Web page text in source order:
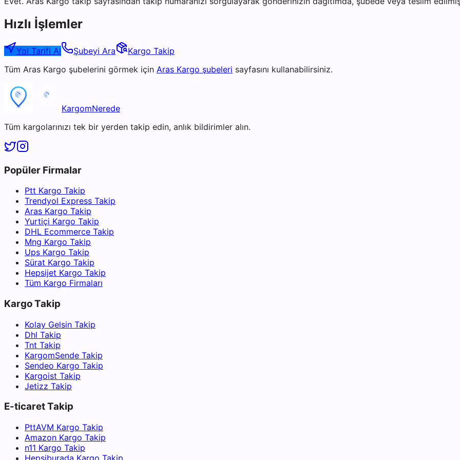
Hızlı İşlemler
Yol Tarifi Al Şubeyi Ara
Kargo Takip
Tüm Aras Kargo şubelerini görmek için Aras Kargo şubeleri sayfasını kullanabilirsiniz.
KargomNerede
Tüm kargolarınızı tek bir yerden takip edin, anlık bildirimler alın.
Popüler Firmalar
Ptt Kargo Takip
Trendyol Express Takip
Aras Kargo Takip
Yurtiçi Kargo Takip
DHL Ecommerce Takip
Mng Kargo Takip
Ups Kargo Takip
Sürat Kargo Takip
Hepsijet Kargo Takip
Tüm Kargo Firmaları
Kargo Takip
Kolay Gelsin Takip
Dhl Takip
Tnt Takip
KargomSende Takip
Sendeo Kargo Takip
Kargoist Takip
Jetizz Takip
E-ticaret Takip
PttAVM Kargo Takip
Amazon Kargo Takip
n11 Kargo Takip